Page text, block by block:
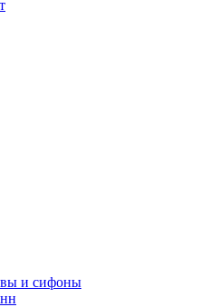
и сифоны